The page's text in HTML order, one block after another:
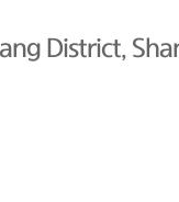
District,